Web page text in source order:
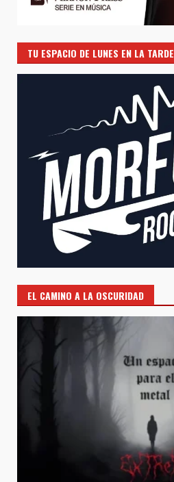
TU ESPACIO DE LUNES EN LA TARDE
EL CAMINO A LA OSCURIDAD